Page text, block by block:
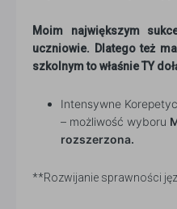
Moim największym
uczniowie. Dlatego też
szkolnym to właśnie TY
Intensywne
– możliwość wyboru
rozszerzona.
**Rozwijanie sprawności